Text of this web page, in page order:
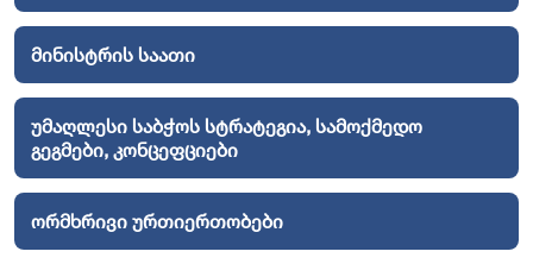
მინისტრის საათი
უმაღლესი საბჭოს სტრატეგია, სამოქმედო
გეგმები, კონცეფციები
ორმხრივი ურთიერთობები